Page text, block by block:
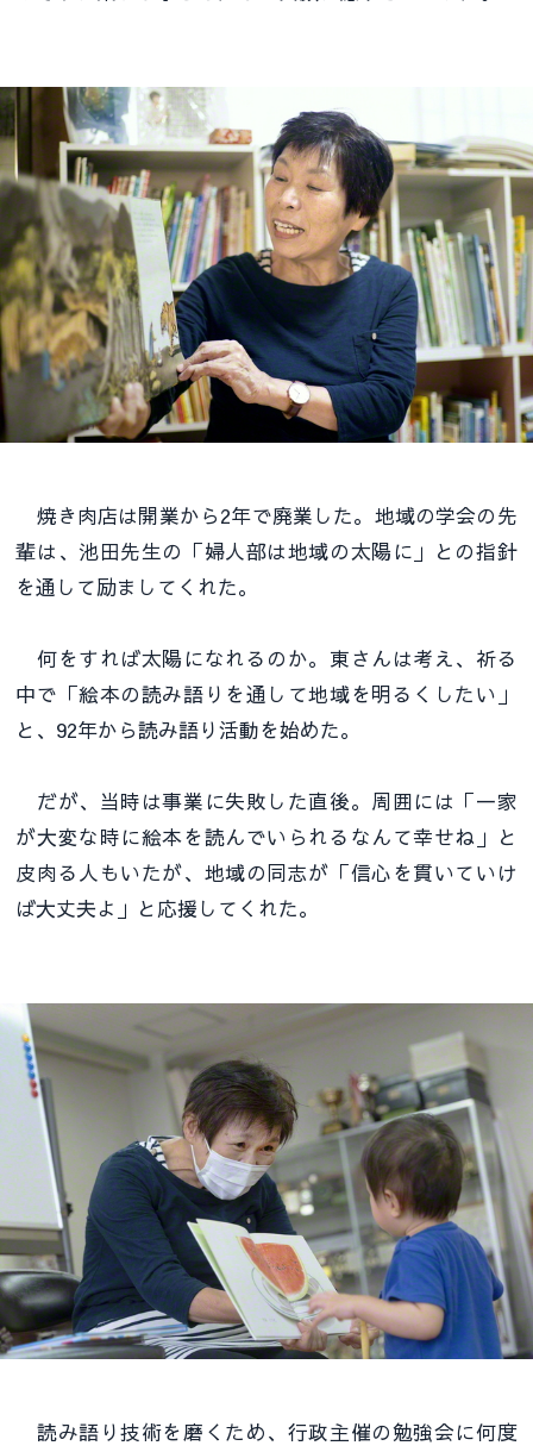
焼き肉店は開業から2年で廃業した。地域の学会の先
輩は、池田先生の「婦人部は地域の太陽に」との指針
を通して励ましてくれた。
何をすれば太陽になれるのか。東さんは考え、祈る
中で「絵本の読み語りを通して地域を明るくしたい」
と、92年から読み語り活動を始めた。
だが、当時は事業に失敗した直後。周囲には「一家
が大変な時に絵本を読んでいられるなんて幸せね」と
皮肉る人もいたが、地域の同志が「信心を貫いていけ
ば大丈夫よ」と応援してくれた。
読み語り技術を磨くため、行政主催の勉強会に何度